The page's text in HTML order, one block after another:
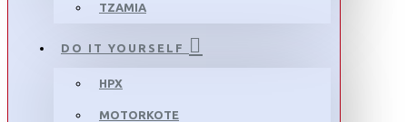
ΤΖΑΜΙΑ
DO IT YOURSELF
HPX
MOTORKOTE